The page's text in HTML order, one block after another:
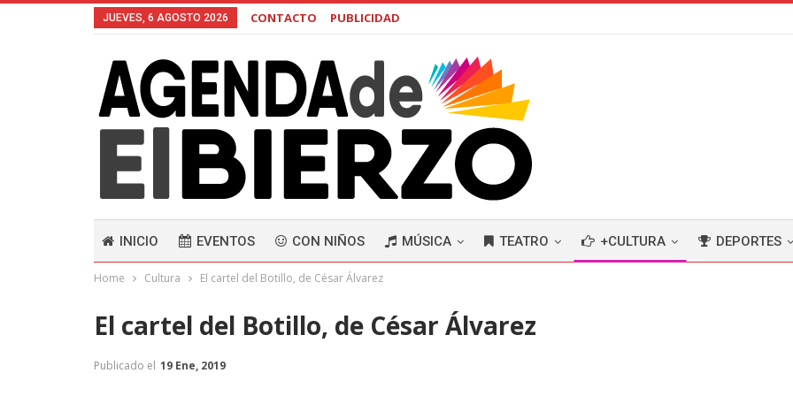
JUEVES, 6 AGOSTO 2026 CONTACTO PUBLICIDAD
INICIO EVENTOS CON NIÑOS MÚSICA TEATRO +CULTURA DEPORTES
Home Cultura El cartel del Botillo, de César Álvarez
El cartel del Botillo, de César Álvarez
Publicado el 19 Ene, 2019